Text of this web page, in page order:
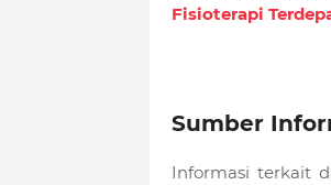
Fisioterapi
Sumber
Informasi terkait